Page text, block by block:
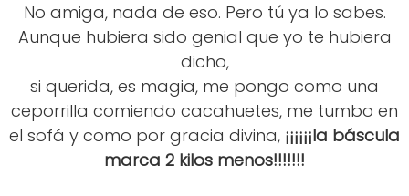
No amiga, nada de eso. Pero tú ya lo sabes.
Aunque hubiera sido genial que yo te hubiera
dicho,
si querida, es magia, me pongo como una
ceporrilla comiendo cacahuetes, me tumbo en
el sofá y como por gracia divina, ¡¡¡¡¡¡la báscula
marca 2 kilos menos!!!!!!!